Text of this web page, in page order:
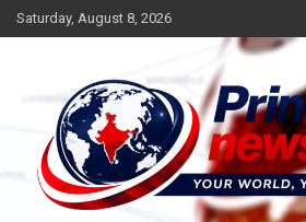
Skip
to
Saturday, August 8, 2026